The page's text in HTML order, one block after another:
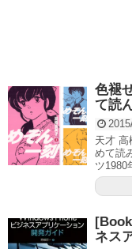
色褪
て読
天才 高
めて読
ツ1980
ネス